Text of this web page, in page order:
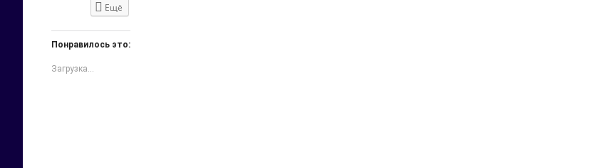
Нажмите,
чтобы
поделиться
на
Нажмите
здесь,
чтобы
поделиться
Нажмите,
чтобы
поделиться
записями
Нажмите,
чтобы
записями
Нажмите,
чтобы
на
Ещё
Понравилось это:
Загрузка...